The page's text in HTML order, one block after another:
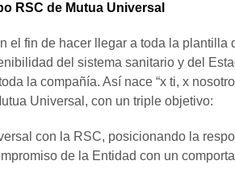
RSC de Mutua Universal
el fin de hacer llegar a toda la
del sistema sanitario y del
la compañía. Así nace “x ti, x
Universal, con un triple objetivo:
con la RSC, posicionando la
de la Entidad con un